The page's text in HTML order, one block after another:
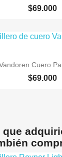
$69.000
Cuero
$69.000